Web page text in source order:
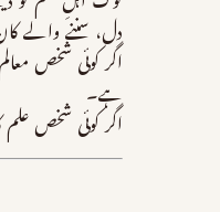
دل، سننے والے
اگر کوئی شخص
ہے۔
اگر کوئی شخص